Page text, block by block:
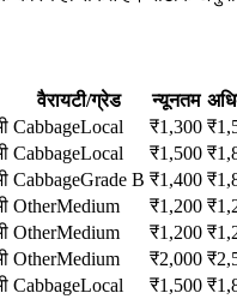
वैरायटी/ग्रेड न्यूनतम
CabbageLocal ₹1,300 ₹
CabbageLocal ₹1,500 ₹
CabbageGrade B ₹1,400 ₹
OtherMedium ₹1,200 ₹
OtherMedium ₹1,200 ₹
OtherMedium ₹2,000 ₹
CabbageLocal ₹1,500 ₹